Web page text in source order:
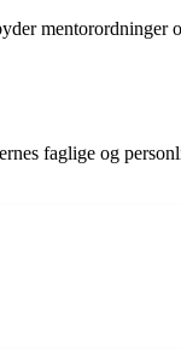
mentorordninger
faglige og